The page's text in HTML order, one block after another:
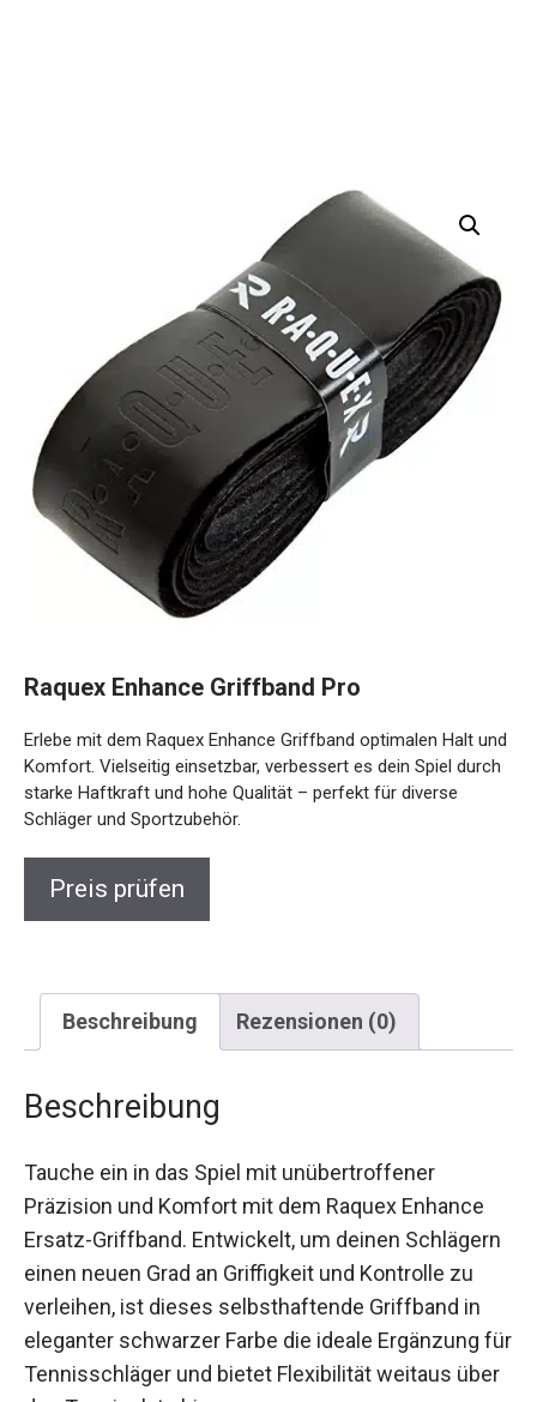
Raquex Enhance Griffband Pro
und Komfort. Vielseitig einsetzbar, verbessert es dein Spiel
durch starke Haftkraft und hohe Qualität – perfekt für
diverse Schläger und Sportzubehör.
Preis prüfen
Rezensionen (0)
Beschreibung
Präzision und Komfort mit dem Raquex Enhance
Ersatz-Griffband. Entwickelt, um deinen
Schlägern einen neuen Grad an Griffigkeit und
Kontrolle zu verleihen, ist dieses selbsthaftende
Griffband in eleganter schwarzer Farbe die ideale
Ergänzung für Tennisschläger und bietet
Flexibilität weitaus über den Tennisplatz hinaus.